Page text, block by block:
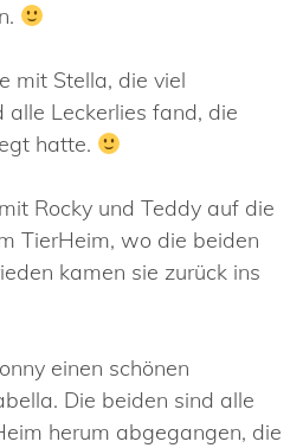
mit Stella, die viel
alle Leckerlies fand, die
hatte.
Rocky und Teddy auf die
TierHeim, wo die beiden
kamen sie zurück ins
einen schönen
Die beiden sind alle
herum abgegangen, die